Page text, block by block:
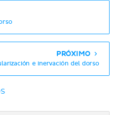
PRÓXIMO
e inervación del dorso